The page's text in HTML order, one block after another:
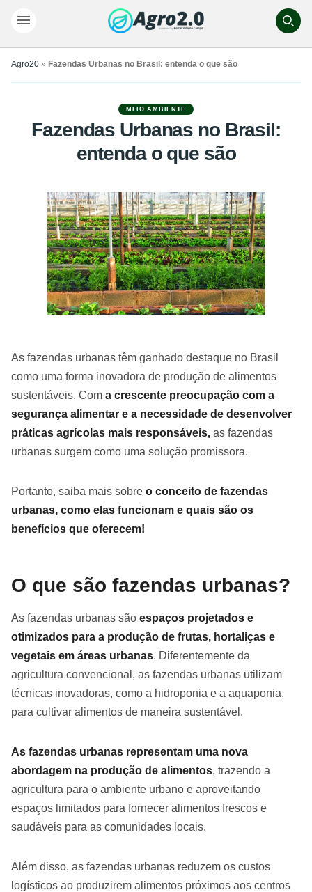
Agro20 » Fazendas Urbanas no Brasil: entenda o que são
MEIO AMBIENTE
Fazendas Urbanas no Brasil:
entenda o que são
As fazendas urbanas têm ganhado destaque no Brasil
como uma forma inovadora de produção de alimentos
sustentáveis. Com a crescente preocupação com a
segurança alimentar e a necessidade de desenvolver
práticas agrícolas mais responsáveis, as fazendas
urbanas surgem como uma solução promissora.
Portanto, saiba mais sobre o conceito de fazendas
urbanas, como elas funcionam e quais são os
benefícios que oferecem!
O que são fazendas urbanas?
As fazendas urbanas são espaços projetados e
otimizados para a produção de frutas, hortaliças e
vegetais em áreas urbanas. Diferentemente da
agricultura convencional, as fazendas urbanas utilizam
técnicas inovadoras, como a hidroponia e a aquaponia,
para cultivar alimentos de maneira sustentável.
As fazendas urbanas representam uma nova
abordagem na produção de alimentos, trazendo a
agricultura para o ambiente urbano e aproveitando
espaços limitados para fornecer alimentos frescos e
saudáveis para as comunidades locais.
Além disso, as fazendas urbanas reduzem os custos
logísticos ao produzirem alimentos próximos aos centros